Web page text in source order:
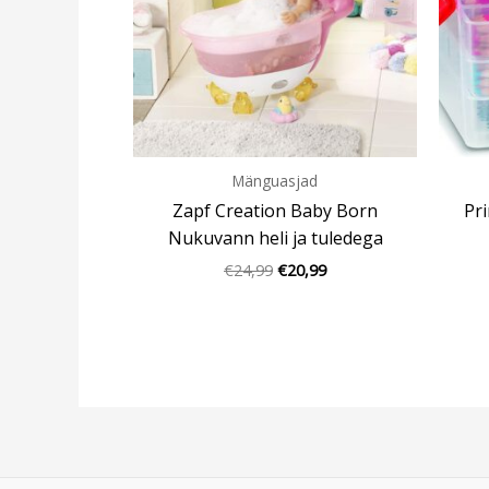
Mänguasjad
Zapf Creation Baby Born
Nukuvann heli ja tuledega
€24,99 €20,99